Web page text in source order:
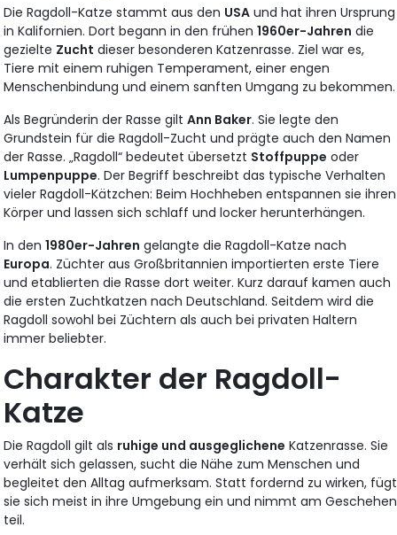
Die Ragdoll-Katze stammt aus den USA und hat ihren Ursprung
in Kalifornien. Dort begann in den frühen1960er-Jahren die
gezielte Zucht dieser besonderen Katzenrasse. Ziel war es,
Tiere mit einem ruhigen Temperament, einer engen
Menschenbindung und einem sanften Umgang zu bekommen.
Als Begründerin der Rasse giltAnn Baker. Sie legte den
Grundstein für die Ragdoll-Zucht und prägte auch den Namen
der Rasse. „Ragdoll“ bedeutet übersetzt Stoffpuppe oder
Lumpenpuppe. Der Begriff beschreibt das typische Verhalten
vieler Ragdoll-Kätzchen: Beim Hochheben entspannen sie ihren
Körper und lassen sich schlaff und locker herunterhängen.
In den1980er-Jahren gelangte die Ragdoll-Katze nach
Europa. Züchter aus Großbritannien importierten erste Tiere
und etablierten die Rasse dort weiter. Kurz darauf kamen auch
die ersten Zuchtkatzen nach Deutschland. Seitdem wird die
Ragdoll sowohl bei Züchtern als auch bei privaten Haltern
immer beliebter.
Charakter der Ragdoll-
Katze
Die Ragdoll gilt als ruhige und ausgeglichene Katzenrasse. Sie
verhält sich gelassen, sucht die Nähe zum Menschen und
begleitet den Alltag aufmerksam. Statt fordernd zu wirken, fügt
sie sich meist in ihre Umgebung ein und nimmt am Geschehen
teil.